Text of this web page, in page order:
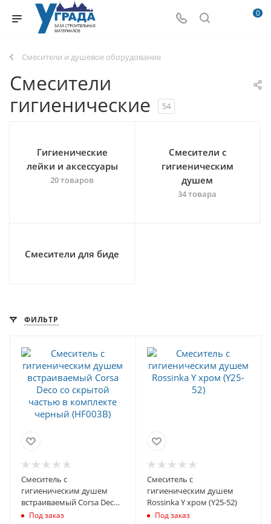
0
Смесители и душевое оборудование
Смесители
гигиенические
54
Гигиенические
лейки и аксессуары
20 товаров
Смесители с
гигиеническим
душем
34 товара
Смесители для биде
ФИЛЬТР
Смеситель с
гигиеническим душем
встраиваемый Corsa Deco
со скрытой частью в
Под заказ
Смеситель с
гигиеническим душем
Rossinka Y хром (Y25-52)
Под заказ